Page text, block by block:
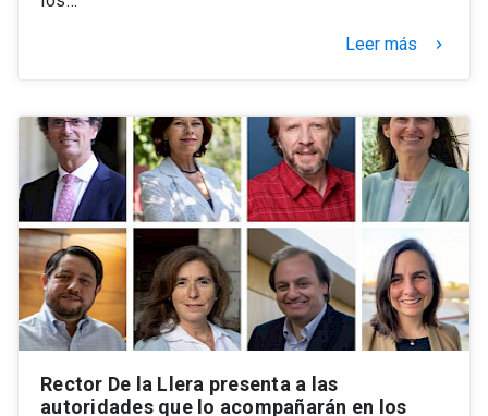
Leer más keyboard_arrow_right
Rector De la Llera presenta a las
autoridades que lo acompañarán en los